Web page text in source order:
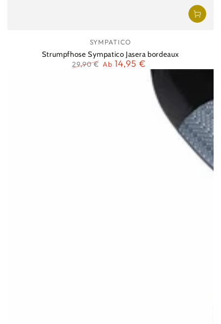
Verkäufer/in:
SYMPATICO
Strumpfhose Sympatico Jasera bordeaux
29,90 €
Verkaufspreis
Ab 14,95 €